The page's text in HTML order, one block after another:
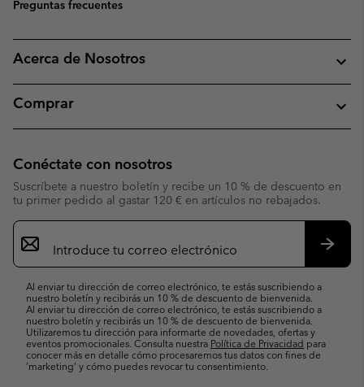
Preguntas frecuentes
Acerca de Nosotros
Comprar
Conéctate con nosotros
Suscríbete a nuestro boletín y recibe un 10 % de descuento en
tu primer pedido al gastar 120 € en artículos no rebajados.
Suscripción
de
correo
Al enviar tu dirección de correo electrónico, te estás suscribiendo a
nuestro boletín y recibirás un 10 % de descuento de bienvenida.
Al enviar tu dirección de correo electrónico, te estás suscribiendo a
nuestro boletín y recibirás un 10 % de descuento de bienvenida.
Utilizaremos tu dirección para informarte de novedades, ofertas y
eventos promocionales. Consulta nuestra Política de Privacidad para
conocer más en detalle cómo procesaremos tus datos con fines de
’marketing’ y cómo puedes revocar tu consentimiento.